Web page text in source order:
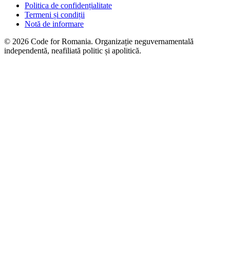
Politica de confidențialitate
Termeni și condiții
Notă de informare
© 2026 Code for Romania. Organizație neguvernamentală
independentă, neafiliată politic și apolitică.